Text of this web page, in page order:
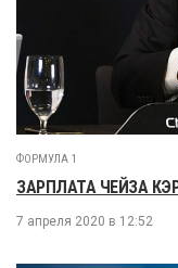
ФОРМУЛА 1
ЗАРПЛАТА ЧЕЙЗА
7 апреля 2020 в 12:52